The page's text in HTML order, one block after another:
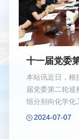
十一届党委
本站讯近日，根
届党委第二轮巡
组分别向化学化
学与工程学院党
2024-07-07